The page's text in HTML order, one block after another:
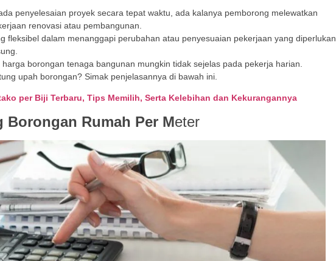
penyelesaian proyek secara tepat waktu, ada kalanya pemborong melewatkan
renovasi atau pembangunan.
fleksibel dalam menanggapi perubahan atau penyesuaian pekerjaan yang diperlukan
borongan tenaga bangunan mungkin tidak sejelas pada pekerja harian.
upah borongan? Simak penjelasannya di bawah ini.
per Biji Terbaru, Tips Memilih, Serta Kelebihan dan Kekurangannya
Borongan Rumah Per Meter